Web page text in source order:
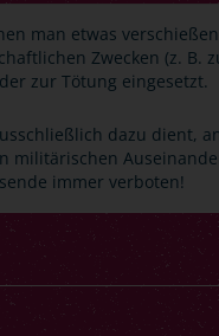
man etwas
Zwecken (z. B.
zur Tötung eingesetzt.
dazu dient,
militärischen
immer verboten!